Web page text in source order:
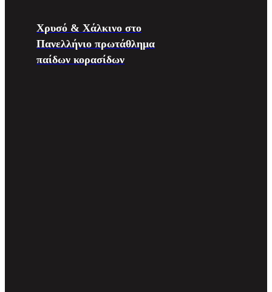
Χρυσό & Χάλκινο στο
Πανελλήνιο πρωτάθλημα
παίδων κορασίδων